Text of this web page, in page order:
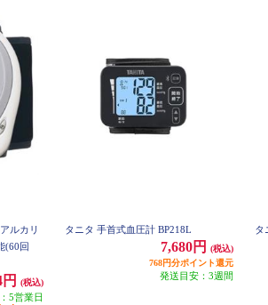
ルカリ
(60回
(税込)
5営業日
タニタ 手首式血圧計 BP218L
7,680円
(税込)
768円分ポイント還元
発送目安：3週間
タ